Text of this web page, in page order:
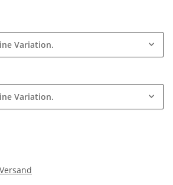
Variation.
Variation.
Versand